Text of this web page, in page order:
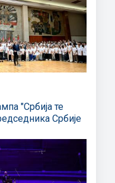
"Србија те
Србије